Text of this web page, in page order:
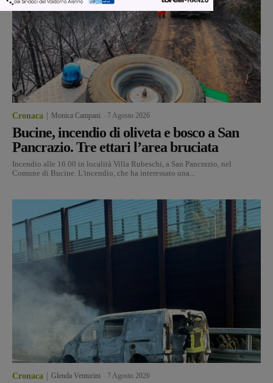
Cronaca Monica Campani 7 Agosto 2026
Bucine, incendio di oliveta e bosco a San
Pancrazio. Tre ettari l’area bruciata
Incendio alle 16.00 in località Villa Rubeschi, a San Pancrazio, nel
Comune di Bucine. L'incendio, che ha interessato una...
Cronaca Glenda Venturini 7 Agosto 2026